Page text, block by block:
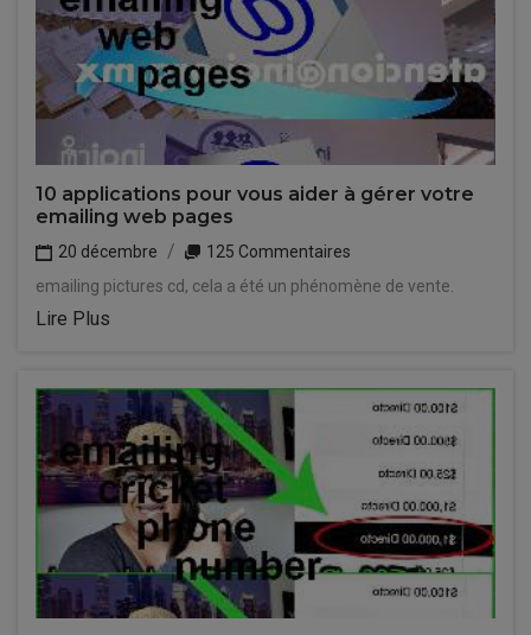
10 applications pour vous aider à gérer votre
emailing web pages
20 décembre
125 Commentaires
emailing pictures cd, cela a été un phénomène de vente.
Lire Plus